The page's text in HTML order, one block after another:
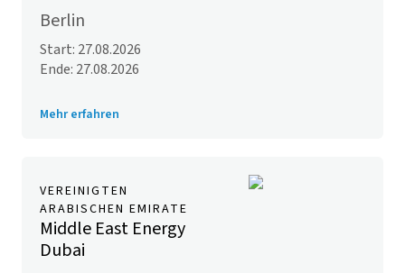
Berlin
Start: 27.08.2026
Ende: 27.08.2026
Mehr erfahren
VEREINIGTEN
ARABISCHEN EMIRATE
Middle East Energy
Dubai